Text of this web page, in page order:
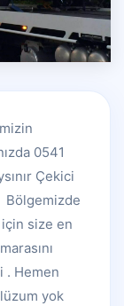
0541
Çekici
Bölgemizde
için size en
. Hemen
yok